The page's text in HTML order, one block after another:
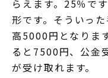
らえます。25％で
形です。そういっ
高5000円となりま
ると7500円、公金
が受け取れます。